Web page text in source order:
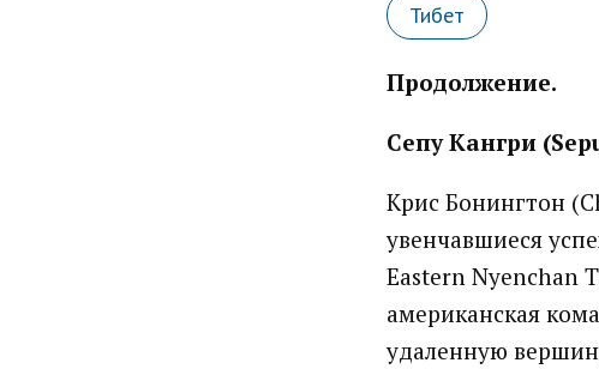
Тибет
Продолжение.
Сепу Кангри
Крис Бонингтон
увенчавшиеся
Eastern Nyenchan
американская
удаленную